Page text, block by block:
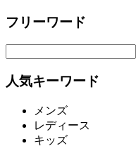
フリーワード
人気キーワード
メンズ
レディース
キッズ